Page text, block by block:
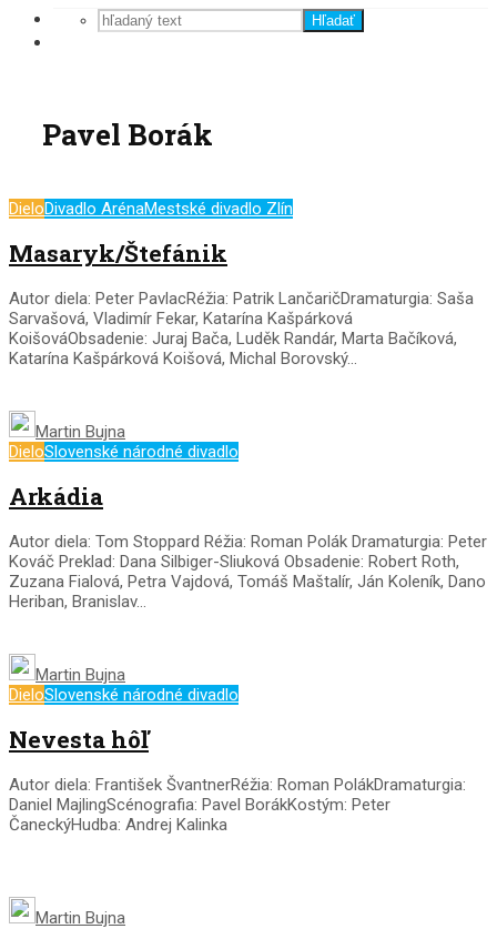
Hľadať
Pavel Borák
DieloDivadlo ArénaMestské divadlo Zlín
Masaryk/Štefánik
Autor diela: Peter PavlacRéžia: Patrik LančaričDramaturgia: Saša
Sarvašová, Vladimír Fekar, Katarína Kašpárková
KoišováObsadenie: Juraj Bača, Luděk Randár, Marta Bačíková,
Katarína Kašpárková Koišová, Michal Borovský...
Martin Bujna
DieloSlovenské národné divadlo
Arkádia
Autor diela: Tom Stoppard Réžia: Roman Polák Dramaturgia: Peter
Kováč Preklad: Dana Silbiger-Sliuková Obsadenie: Robert Roth,
Zuzana Fialová, Petra Vajdová, Tomáš Maštalír, Ján Koleník, Dano
Heriban, Branislav...
Martin Bujna
DieloSlovenské národné divadlo
Nevesta hôľ
Autor diela: František ŠvantnerRéžia: Roman PolákDramaturgia:
Daniel MajlingScénografia: Pavel BorákKostým: Peter
ČaneckýHudba: Andrej Kalinka
Martin Bujna